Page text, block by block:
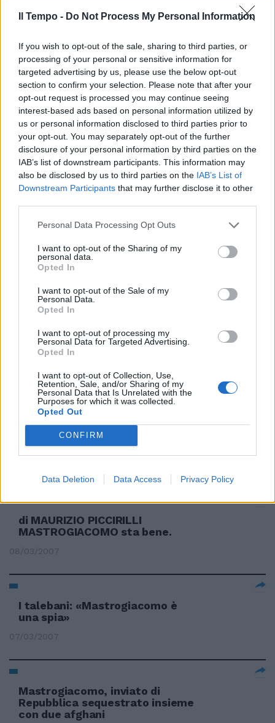
Il Tempo - Do Not Process My Personal Information
If you wish to opt-out of the sale, sharing to third parties, or
processing of your personal or sensitive information for
targeted advertising by us, please use the below opt-out
section to confirm your selection. Please note that after your
opt-out request is processed you may continue seeing
interest-based ads based on personal information utilized by
us or personal information disclosed to third parties prior to
your opt-out. You may separately opt-out of the further
disclosure of your personal information by third parties on the
IAB’s list of downstream participants. This information may
also be disclosed by us to third parties on the IAB’s List of
Downstream Participants that may further disclose it to other
Personal Data Processing Opt Outs
I want to opt-out of the Sharing of my
personal data.
Opted In
I want to opt-out of the Sale of my
Personal Data.
Opted In
I want to opt-out of processing my
Personal Data for Targeted Advertising.
Opted In
I want to opt-out of Collection, Use,
Retention, Sale, and/or Sharing of my
Personal Data that Is Unrelated with the
Purposes for which it was collected.
Opted Out
CONFIRM
Data Deletion Data Access Privacy Policy
Per Mastrogiacomo la situazione
si complica
18/03/2007
di MAURIZIO PICCIRILLI
GIUSTIZIATO all'alba l'autista di
Daniele Mastrogiacomo.
16/03/2007
Mastrogiacomo: «Vi prego
trattate o tra due giorni siamo
morti»
15/03/2007
Mastrogiacomo, la Farnesina ha
aperto un canale
12/03/2007
Un video con le richieste per
liberare Mastrogiacomo
di MAURIZIO PICCIRILLI
MASTROGIACOMO sta bene.
08/03/2007
I talebani: «Mastrogiacomo è
una spia»
07/03/2007
Mastrogiacomo, inviato di
Repubblica sequestrato insieme
con due afghani